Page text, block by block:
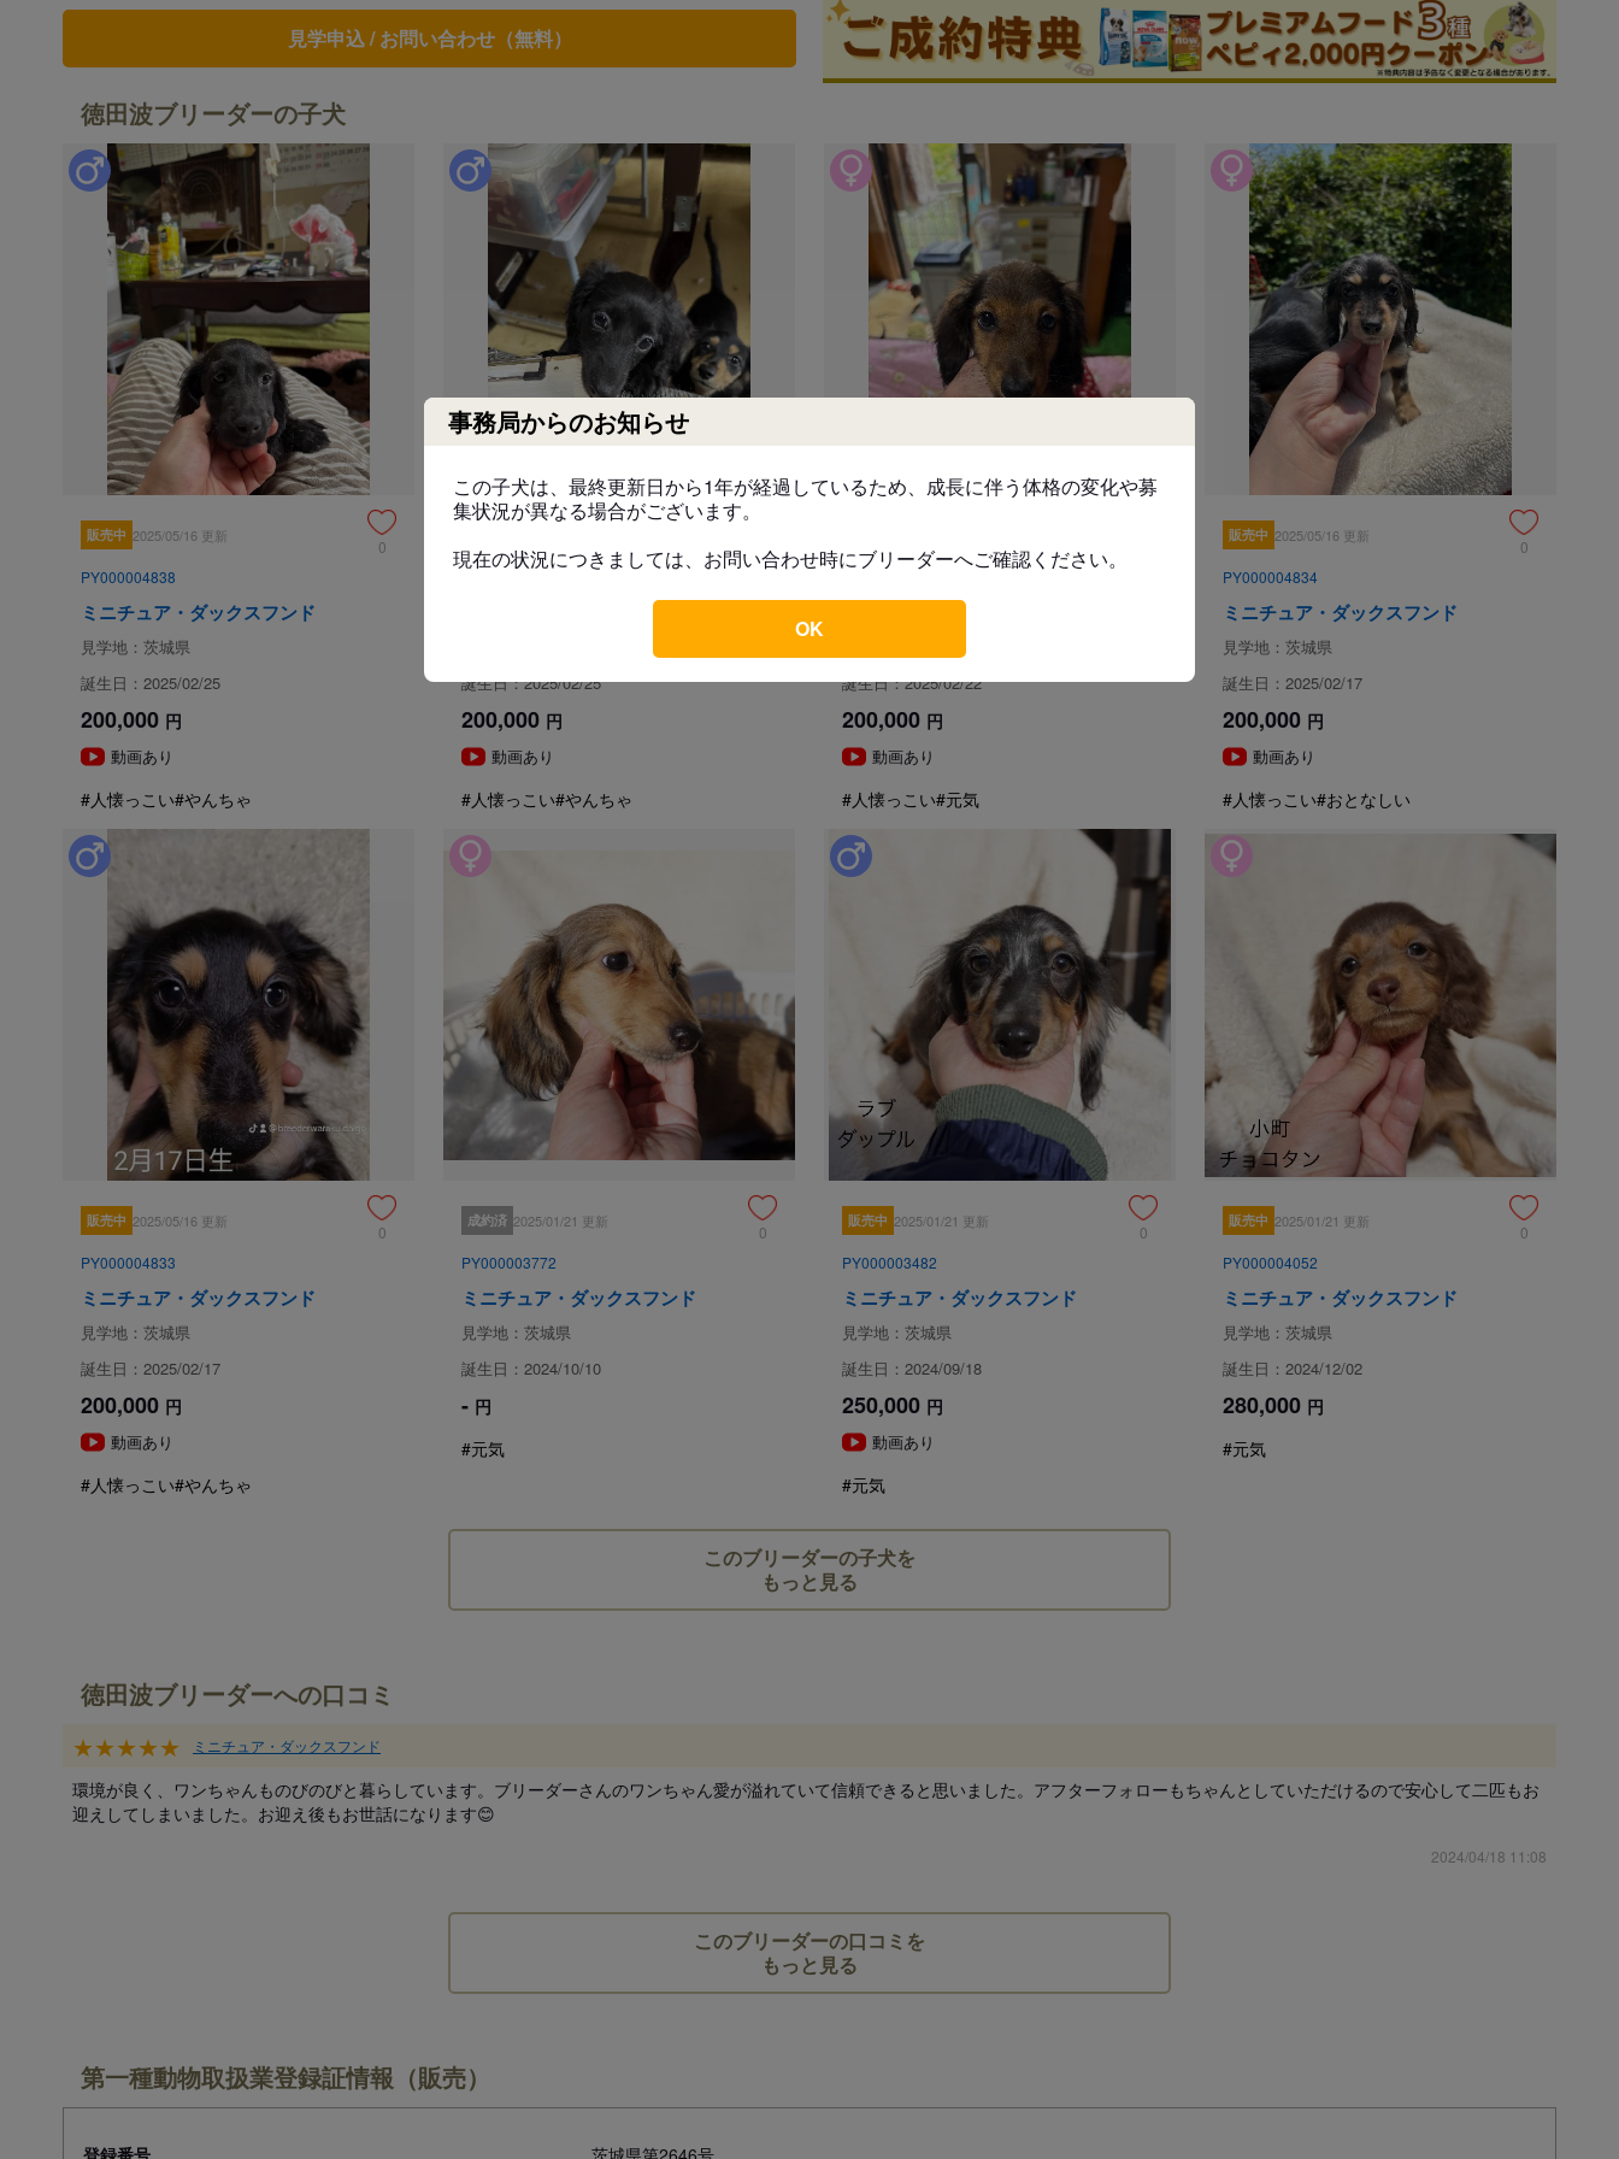
事務局からのお知らせ
この子犬は、最終更新日から1年が経過しているため、成長に伴う体格の変化や募
集状況が異なる場合がございます。
現在の状況につきましては、お問い合わせ時にブリーダーへご確認ください。
OK
見学、受け渡しについて
犬舎所在地 茨城県久慈郡大子町大字
お支払い方法
現金
銀行振込
現金書留
予約金
代金の1/2以上をご入金いただく事で他のお客様からの問い
合わせを受け付けないステータス（商談中）へ変更いたしま
す。
見学についての注意事項
引き渡し時期についての注意事項
動物愛護法により、生後56日以下の子犬の引き渡しは禁止されています。
お引き渡し日はブリーダーとご相談のうえ、生後57日以降の日程でご決定ください。
また天然記念物として指定されている日本犬種（柴犬、秋田犬、紀州犬、甲斐犬、北海
道犬、四国犬）に限り生後49日を経過していれば販売、引渡しができるものとする特例
措置が設けられています。
お迎えにあたっての注意事項
子犬のお迎えにあたっては、2020年6月1日より改正された動物愛護管理法第21条の4に
より、
対面説明・現物確認を実施する場所を事業所に限定する
ことが義務付けられております。
必ず事業所にて見学・対面を行った上、お迎えいただきますよう、お願いいたします。
見学申込 / お問い合わせ（無料）
徳田波ブリーダーの子犬
販売中 2025/05/16 更新
0
PY000004838
ミニチュア・ダックスフンド
見学地：茨城県
誕生日：2025/02/25
200,000 円
動画あり
#人懐っこい#やんちゃ
ミニチュア・ダックスフンド
誕生日：2025/02/25
200,000 円
動画あり
#人懐っこい#やんちゃ
PY000004836
ミニチュア・ダックスフンド
誕生日：2025/02/22
200,000 円
動画あり
#人懐っこい#元気
販売中 2025/05/16 更新
0
PY000004834
ミニチュア・ダックスフンド
見学地：茨城県
誕生日：2025/02/17
200,000 円
動画あり
#人懐っこい#おとなしい
販売中 2025/05/16 更新
0
PY000004833
ミニチュア・ダックスフンド
見学地：茨城県
誕生日：2025/02/17
200,000 円
動画あり
#人懐っこい#やんちゃ
成約済 2025/01/21 更新
0
PY000003772
ミニチュア・ダックスフンド
見学地：茨城県
誕生日：2024/10/10
- 円
#元気
販売中 2025/01/21 更新
0
PY000003482
ミニチュア・ダックスフンド
見学地：茨城県
誕生日：2024/09/18
250,000 円
動画あり
#元気
販売中 2025/01/21 更新
0
PY000004052
ミニチュア・ダックスフンド
見学地：茨城県
誕生日：2024/12/02
280,000 円
#元気
このブリーダーの子犬を
もっと見る
徳田波ブリーダーへの口コミ
★★★★★ ミニチュア・ダックスフンド
環境が良く、ワンちゃんものびのびと暮らしています。ブリーダーさんのワンちゃん愛が溢れていて信頼できると思いました。アフターフォローもちゃんとしていただけるので安心して二匹もお
迎えしてしまいました。お迎え後もお世話になります😊
2024/04/18 11:08
このブリーダーの口コミを
もっと見る
第一種動物取扱業登録証情報（販売）